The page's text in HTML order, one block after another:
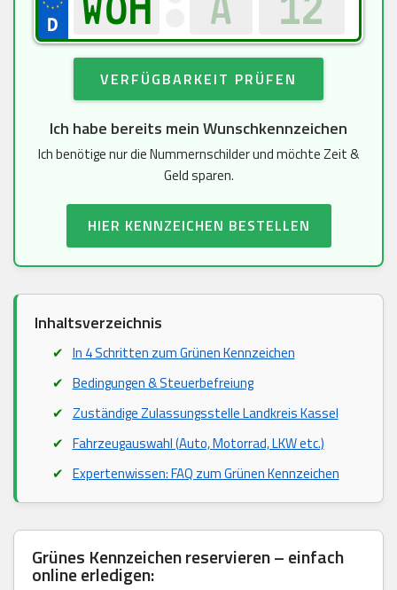
VERFÜGBARKEIT PRÜFEN
Ich habe bereits mein Wunschkennzeichen
Ich benötige nur die Nummernschilder und möchte Zeit &
Geld sparen.
HIER KENNZEICHEN BESTELLEN
Inhaltsverzeichnis
In 4 Schritten zum Grünen Kennzeichen
Bedingungen & Steuerbefreiung
Zuständige Zulassungsstelle Landkreis Kassel
Fahrzeugauswahl (Auto, Motorrad, LKW etc.)
Expertenwissen: FAQ zum Grünen Kennzeichen
Grünes Kennzeichen reservieren – einfach
online erledigen: